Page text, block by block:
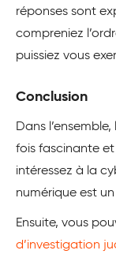
réponses sont
compreniez
puissiez vous
Conclusion
Dans
fois fascinante
intéressez à la
numérique est
Ensuite, vous
d’investigation